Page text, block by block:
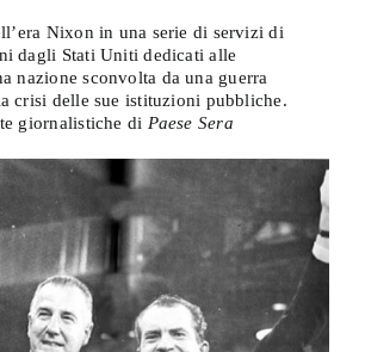
Nixon in una serie di servizi di
dagli Stati Uniti dedicati alle
nazione sconvolta da una guerra
crisi delle sue istituzioni pubbliche.
giornalistiche di Paese Sera